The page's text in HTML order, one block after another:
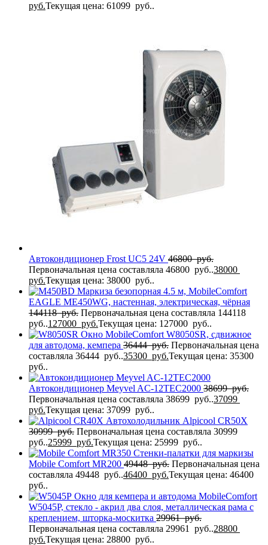
руб.Текущая цена: 61099 руб..
Автокондиционер Frost UC5 24V 46800руб.
Первоначальная цена составляла 46800 руб..38000
руб.Текущая цена: 38000 руб..
Маркиза безопорная 4.5 м, MobileComfort
EAGLE MЕ450WG, настенная, электрическая, чёрная
144118руб. Первоначальная цена составляла 144118
руб..127000 руб.Текущая цена: 127000 руб..
Окно MobileComfort W8050SR, сдвижное
для автодома, кемпера 36444руб. Первоначальная цена
составляла 36444 руб..35300 руб.Текущая цена: 35300
руб..
Автокондиционер Meyvel AC-12TEC2000 38699руб.
Первоначальная цена составляла 38699 руб..37099
руб.Текущая цена: 37099 руб..
Автохолодильник Alpicool CR50X
30999руб. Первоначальная цена составляла 30999
руб..25999 руб.Текущая цена: 25999 руб..
Стенки-палатки для маркизы
Mobile Comfort МR200 49448руб. Первоначальная цена
составляла 49448 руб..46400 руб.Текущая цена: 46400
руб..
Окно для кемпера и автодома MobileComfort
W5045P, стекло - акрил два слоя, металлическая рама с
креплением, шторка-москитка 29961руб.
Первоначальная цена составляла 29961 руб..28800
руб.Текущая цена: 28800 руб..